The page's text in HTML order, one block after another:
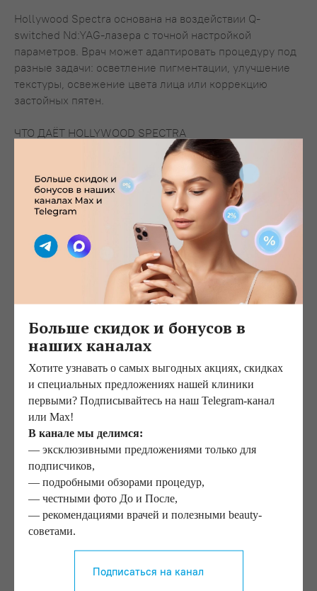
Больше скидок и бонусов в
наших каналах
Хотите узнавать о самых выгодных акциях, скидках
и специальных предложениях нашей клиники
первыми? Подписывайтесь на наш Telegram-канал
или Max!
В канале мы делимся:
— эксклюзивными предложениями только для
подписчиков,
— подробными обзорами процедур,
— честными фото До и После,
— рекомендациями врачей и полезными beauty-
советами.
Подписаться на канал
Hollywood Spectra основана на воздействии Q-
switched Nd:YAG-лазера с точной настройкой
параметров. Врач может адаптировать процедуру под
разные задачи: осветление пигментации, улучшение
текстуры, освежение цвета лица или коррекцию
застойных пятен.
ЧТО ДАЁТ HOLLYWOOD SPECTRA
более ровный и свежий тон кожи
уменьшение выраженности пигментации
осветление следов постакне и застойных пятен
визуальное сужение пор
улучшение микрорельефа
эффект чистого, ухоженного и «отдохнувшего»
возможность вернуться к привычным делам без
длительного восстановления.
Процедура хорошо подходит тем, кто хочет быстро
освежить кожу перед важным событием или включить
лазерное омоложение в регулярную программу ухода.
211 отзывов
4.9
4.8